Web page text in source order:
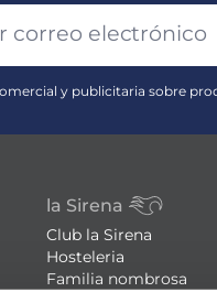
y publicitaria sobre
la Sirena
Club la Sirena
Hosteleria
Familia nombrosa